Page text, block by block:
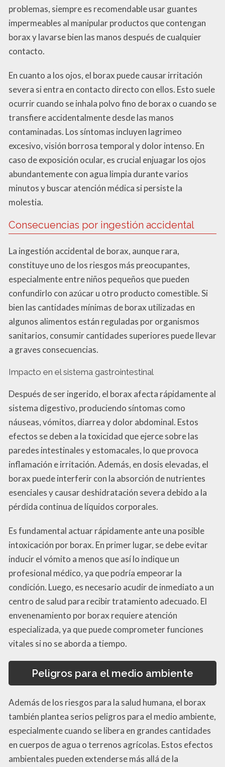
problemas, siempre es recomendable usar guantes
impermeables al manipular productos que contengan
borax y lavarse bien las manos después de cualquier
contacto.
En cuanto a los ojos, el borax puede causar irritación
severa si entra en contacto directo con ellos. Esto suele
ocurrir cuando se inhala polvo fino de borax o cuando se
transfiere accidentalmente desde las manos
contaminadas. Los síntomas incluyen lagrimeo
excesivo, visión borrosa temporal y dolor intenso. En
caso de exposición ocular, es crucial enjuagar los ojos
abundantemente con agua limpia durante varios
minutos y buscar atención médica si persiste la
molestia.
Consecuencias por ingestión accidental
La ingestión accidental de borax, aunque rara,
constituye uno de los riesgos más preocupantes,
especialmente entre niños pequeños que pueden
confundirlo con azúcar u otro producto comestible. Si
bien las cantidades mínimas de borax utilizadas en
algunos alimentos están reguladas por organismos
sanitarios, consumir cantidades superiores puede llevar
a graves consecuencias.
Impacto en el sistema gastrointestinal
Después de ser ingerido, el borax afecta rápidamente al
sistema digestivo, produciendo síntomas como
náuseas, vómitos, diarrea y dolor abdominal. Estos
efectos se deben a la toxicidad que ejerce sobre las
paredes intestinales y estomacales, lo que provoca
inflamación e irritación. Además, en dosis elevadas, el
borax puede interferir con la absorción de nutrientes
esenciales y causar deshidratación severa debido a la
pérdida continua de líquidos corporales.
Es fundamental actuar rápidamente ante una posible
intoxicación por borax. En primer lugar, se debe evitar
inducir el vómito a menos que así lo indique un
profesional médico, ya que podría empeorar la
condición. Luego, es necesario acudir de inmediato a un
centro de salud para recibir tratamiento adecuado. El
envenenamiento por borax requiere atención
especializada, ya que puede comprometer funciones
vitales si no se aborda a tiempo.
Peligros para el medio ambiente
Además de los riesgos para la salud humana, el borax
también plantea serios peligros para el medio ambiente,
especialmente cuando se libera en grandes cantidades
en cuerpos de agua o terrenos agrícolas. Estos efectos
ambientales pueden extenderse más allá de la